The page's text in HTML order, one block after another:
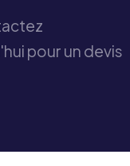
pour un devis